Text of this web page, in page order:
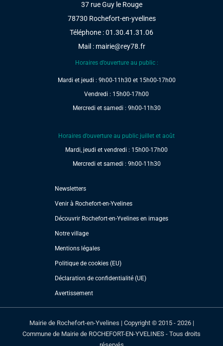
37 rue Guy le Rouge
78730 Rochefort-en-yvelines
Téléphone : 01.30.41.31.06
Mail : mairie@rey78.fr
Horaires d’ouverture au public :
Mardi et jeudi : 9h00-11h30 et 15h00-17h00
Vendredi : 15h00-17h00
Mercredi et samedi : 9h00-11h30
Horaires d’ouverture au public juillet et août
Mardi, jeudi et vendredi : 15h00-17h00
Mercredi et samedi : 9h00-11h30
Newsletters
Venir à Rochefort-en-Yvelines
Découvrir Rochefort-en-Yvelines en images
Notre village
Mentions légales
Politique de cookies (EU)
Déclaration de confidentialité (UE)
Avertissement
Mairie de Rochefort-en-Yvelines | Copyright © 2015 - 2026 |
Commune de Mairie de ROCHEFORT-EN-YVELINES - Tous droits